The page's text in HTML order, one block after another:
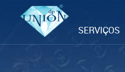
SERVIÇOS